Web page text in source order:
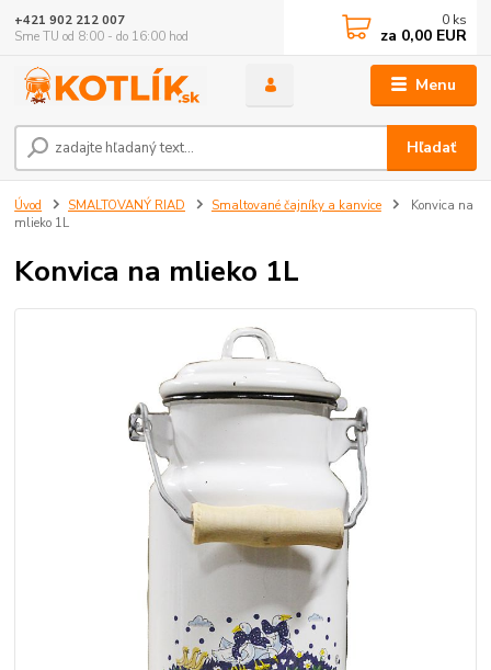
Menu
Hľadať
+421 902 212 007
Sme TU od 8:00 - do 16:00 hod
0 ks
za 0,00 EUR
Úvod SMALTOVANÝ RIAD Smaltované čajníky a kanvice
Konvica na
mlieko 1L
Konvica na mlieko 1L